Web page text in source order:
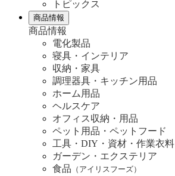
トピックス
商品情報
商品情報
電化製品
寝具・インテリア
収納・家具
調理器具・キッチン用品
ホーム用品
ヘルスケア
オフィス収納・用品
ペット用品・ペットフード
工具・DIY・資材・作業衣料
ガーデン・エクステリア
食品 （アイリスフーズ）